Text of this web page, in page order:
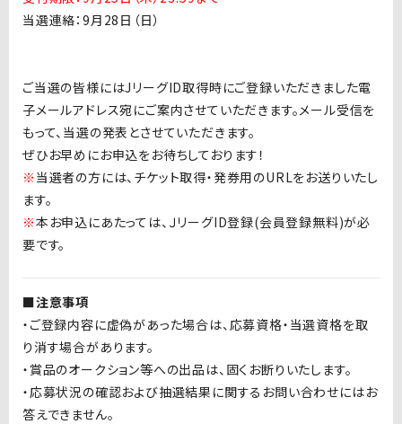
当選連絡：9月28日（日）
ご当選の皆様にはJ リーグID取得時にご登録いただきました電
子メールアドレス宛にご案内させていただきます。メール受信を
もって、当選の発表とさせていただきます。
ぜひお早めにお申込をお待ちしております！
※ 当選者の方には、チケット取得・発券用のURLをお送りいたし
ます。
※本お申込にあたっては、ＪリーグID登録(会員登録無料)が必
要です。
■注意事項
・ご登録内容に虚偽があった場合は、応募資格・当選資格を取
り消す場合があります。
・賞品のオークション等への出品は、固くお断りいたします。
・応募状況の確認および抽選結果に関するお問い合わせにはお
答えできません。